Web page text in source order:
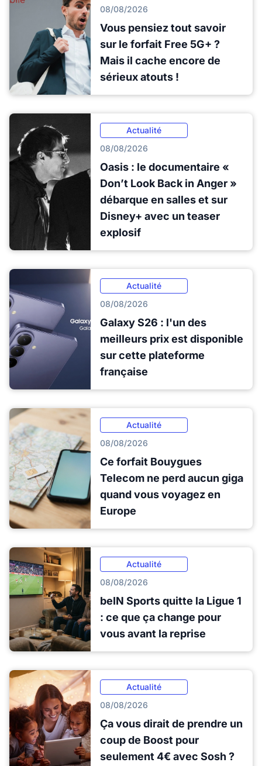
08/08/2026
Vous pensiez tout savoir
sur le forfait Free 5G+ ?
Mais il cache encore de
sérieux atouts !
Actualité
08/08/2026
Oasis : le documentaire «
Don’t Look Back in Anger »
débarque en salles et sur
Disney+ avec un teaser
explosif
Actualité
08/08/2026
Galaxy S26 : l'un des
meilleurs prix est disponible
sur cette plateforme
française
Actualité
08/08/2026
Ce forfait Bouygues
Telecom ne perd aucun giga
quand vous voyagez en
Europe
Actualité
08/08/2026
beIN Sports quitte la Ligue 1
: ce que ça change pour
vous avant la reprise
Actualité
08/08/2026
Ça vous dirait de prendre un
coup de Boost pour
seulement 4€ avec Sosh ?